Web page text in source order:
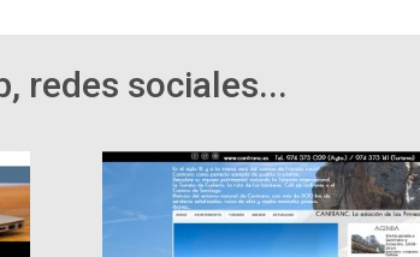
redes sociales...